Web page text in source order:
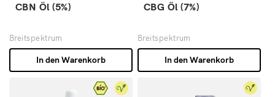
CBN Öl (5%)
Breitspektrum
In den Warenkorb
CBG Öl (7%)
Breitspektrum
In den Warenkorb